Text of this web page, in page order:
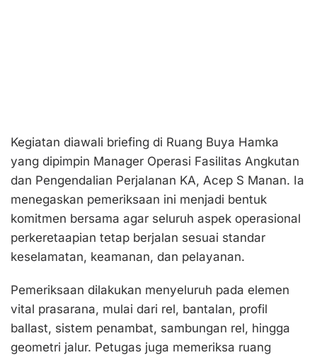
Kegiatan diawali briefing di Ruang Buya Hamka
yang dipimpin Manager Operasi Fasilitas Angkutan
dan Pengendalian Perjalanan KA, Acep S Manan. Ia
menegaskan pemeriksaan ini menjadi bentuk
komitmen bersama agar seluruh aspek operasional
perkeretaapian tetap berjalan sesuai standar
keselamatan, keamanan, dan pelayanan.
Pemeriksaan dilakukan menyeluruh pada elemen
vital prasarana, mulai dari rel, bantalan, profil
ballast, sistem penambat, sambungan rel, hingga
geometri jalur. Petugas juga memeriksa ruang